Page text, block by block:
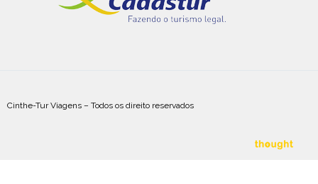
Cinthe-Tur Viagens – Todos os direito reservados